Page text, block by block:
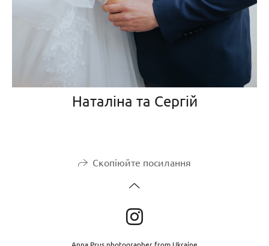
Наталіна та Сергій
Скопіюйте посилання